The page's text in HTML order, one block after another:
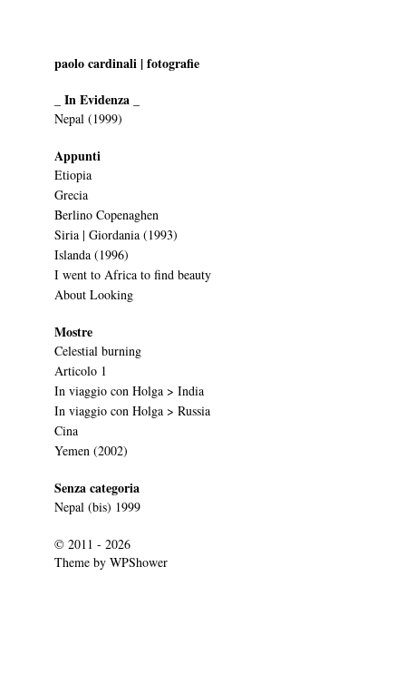
paolo cardinali | fotografie
_ In Evidenza _
Nepal (1999)
Appunti
Etiopia
Grecia
Berlino Copenaghen
Siria | Giordania (1993)
Islanda (1996)
I went to Africa to find beauty
About Looking
Mostre
Celestial burning
Articolo 1
In viaggio con Holga > India
In viaggio con Holga > Russia
Cina
Yemen (2002)
Senza categoria
Nepal (bis) 1999
© 2011 - 2026
Theme by WPShower